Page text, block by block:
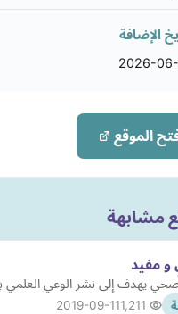
الإضافة
2026-
الموقع
مشابهة
مفيد
يهدف إلى نشر الوعي العلمي
2019-09-11